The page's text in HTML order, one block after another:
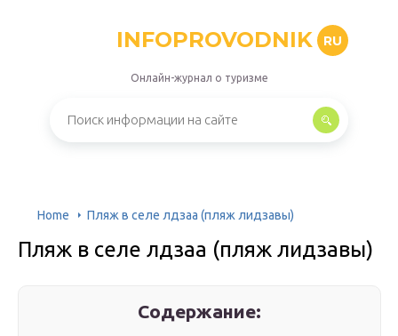
INFOPROVODNIK RU
Онлайн-журнал о туризме
Home Пляж в селе лдзаа (пляж лидзавы)
Пляж в селе лдзаа (пляж лидзавы)
Содержание: